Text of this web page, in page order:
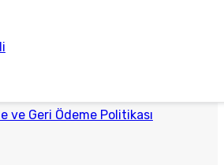
ve Geri Ödeme Politikası